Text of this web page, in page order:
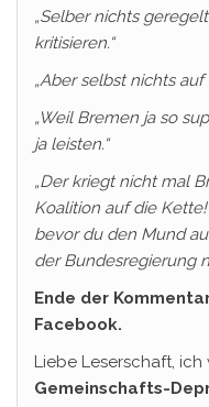
„Selber nichts
kritisieren.“
„Aber selbst nichts
„Weil Bremen ja so
ja leisten.“
„Der kriegt nicht mal
Koalition auf die
bevor du den Mund
der Bundesregierung
Ende der
Facebook.
Liebe Leserschaft,
Gemeinschafts-